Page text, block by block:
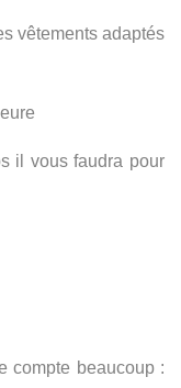
vêtements adaptés
il vous faudra pour
compte beaucoup :